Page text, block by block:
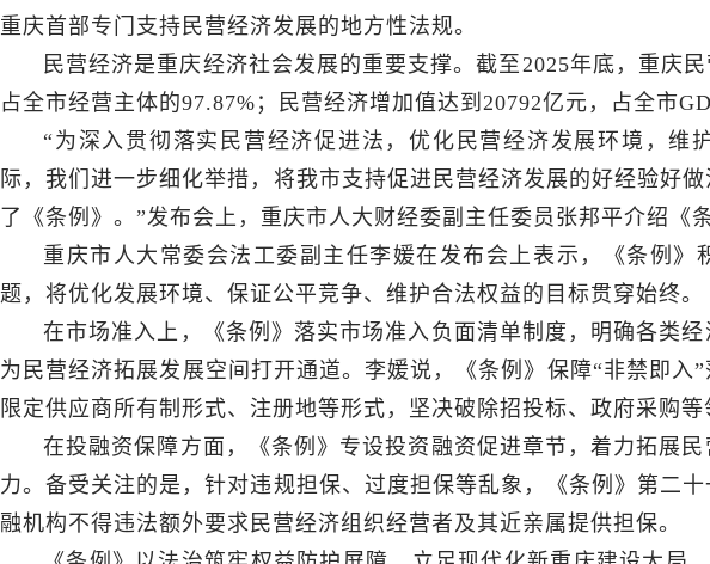
重庆首部专门支持民营经济发展的地方性法规。
民营经济是重庆经济社会发展的重要支撑。截至2025年底，重庆
占全市经营主体的97.87%；民营经济增加值达到20792亿元，占全市
“为深入贯彻落实民营经济促进法，优化民营经济发展环境，维
际，我们进一步细化举措，将我市支持促进民营经济发展的好经验好
了《条例》。”发布会上，重庆市人大财经委副主任委员张邦平介绍《
重庆市人大常委会法工委副主任李媛在发布会上表示，《条例》
题，将优化发展环境、保证公平竞争、维护合法权益的目标贯穿始终。
在市场准入上，《条例》落实市场准入负面清单制度，明确各类
为民营经济拓展发展空间打开通道。李媛说，《条例》保障“非禁即入
限定供应商所有制形式、注册地等形式，坚决破除招投标、政府采购等
在投融资保障方面，《条例》专设投资融资促进章节，着力拓展
力。备受关注的是，针对违规担保、过度担保等乱象，《条例》第二
融机构不得违法额外要求民营经济组织经营者及其近亲属提供担保。